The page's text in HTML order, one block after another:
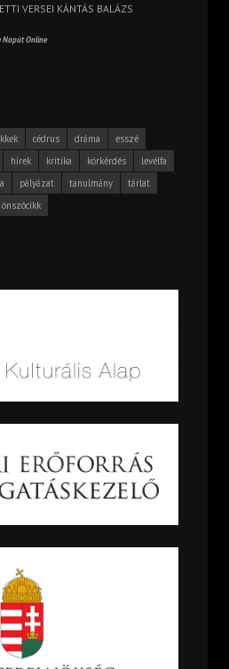
VERSEI KÁNTÁS BALÁZS
Napút Online
cédrus dráma
esszé
hírek kritika körkérdés
levélfa
pályázat tanulmány
tárlat
önszócikk